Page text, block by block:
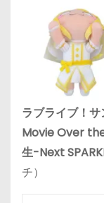
ラブライブ！
Movie Over
生-Next
チ）